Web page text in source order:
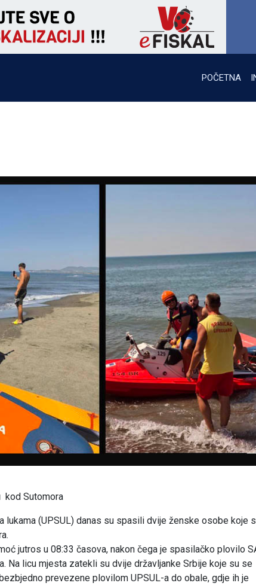
POČETNA
kod Sutomora
lukama (UPSUL) danas su spasili dvije ženske osobe koje
jutros u 08:33 časova, nakon čega je spasilačko plovilo
Na licu mjesta zatekli su dvije državljanke Srbije koje su se
prevezene plovilom UPSUL-a do obale, gdje ih je